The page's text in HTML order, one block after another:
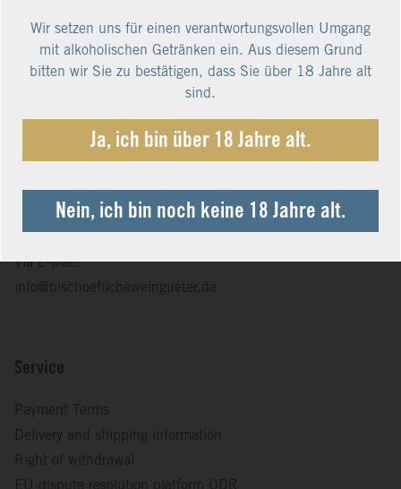
Advice, ordering and service
Telefonisch unter:
+49 (0)651 14576-0
Via E-Mail:
info@bischoeflicheweingueter.de
Service
Payment Terms
Delivery and shipping information
Right of withdrawal
Wir setzen uns für einen verantwortungsvollen Umgang
mit alkoholischen Getränken ein. Aus diesem Grund
bitten wir Sie zu bestätigen, dass Sie über 18 Jahre alt
sind.
Ja, ich bin über 18 Jahre alt.
Nein, ich bin noch keine 18 Jahre alt.